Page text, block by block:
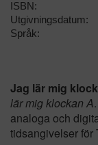
ISBN:
Utgivningsdatum:
Språk:
Jag lär mig
lär mig klockan A
analoga och
tidsangivelser för